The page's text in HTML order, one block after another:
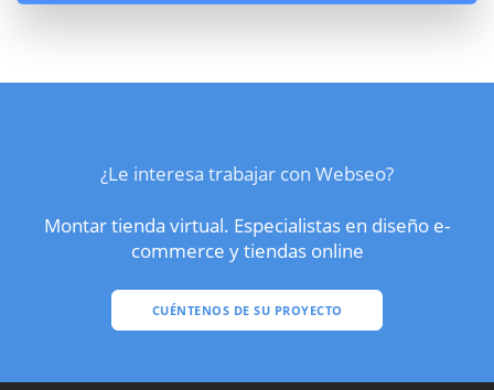
¿Le interesa trabajar con Webseo?
Montar tienda virtual. Especialistas en diseño e-
commerce y tiendas online
CUÉNTENOS DE SU PROYECTO